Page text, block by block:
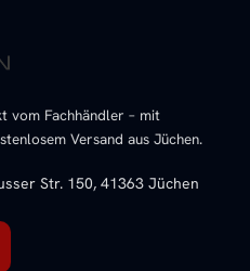
vom Fachhändler – mit
Versand aus Jüchen.
Str. 150, 41363 Jüchen